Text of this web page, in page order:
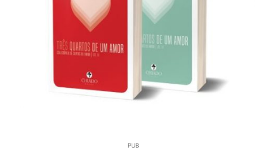
PUB